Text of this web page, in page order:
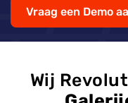
Vraag een Demo
Wij